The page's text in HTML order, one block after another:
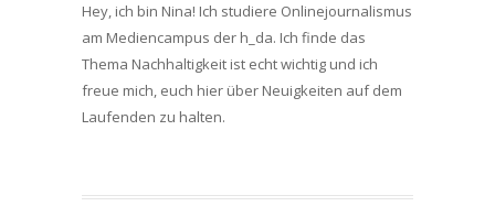
Hey, ich bin Nina! Ich studiere Onlinejournalismus
am Mediencampus der h_da. Ich finde das
Thema Nachhaltigkeit ist echt wichtig und ich
freue mich, euch hier über Neuigkeiten auf dem
Laufenden zu halten.